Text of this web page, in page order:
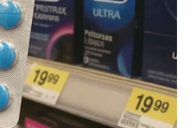
značite.
moglo bi postati mnogo